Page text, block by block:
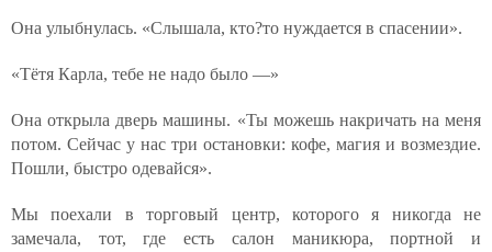
Она улыбнулась. «Слышала, кто?то нуждается в спасении».
«Тётя Карла, тебе не надо было —»
Она открыла дверь машины. «Ты можешь накричать на меня
потом. Сейчас у нас три остановки: кофе, магия и возмездие.
Пошли, быстро одевайся».
Мы поехали в торговый центр, которого я никогда не
замечала, тот, где есть салон маникюра, портной и